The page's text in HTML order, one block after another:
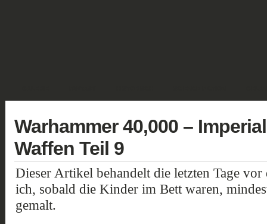
Warhammer 40,000 –
Waffen Teil 9
Dieser Artikel behandelt die letzten Tage vor
ich, sobald die Kinder im Bett waren,
gemalt.